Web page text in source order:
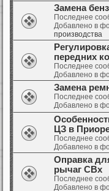
Замена
Последнее
Добавлено в
производства
передних
Последнее
Добавлено в
Замена
Последнее
Добавлено в
ЦЗ в
Последнее
Добавлено в
Оправка
рычаг СВх
Последнее
Добавлено в